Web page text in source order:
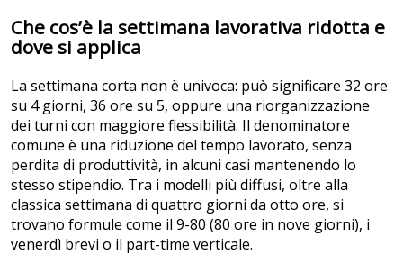
Che cos’è la settimana lavorativa ridotta e
dove si applica
La settimana corta non è univoca: può significare 32 ore
su 4 giorni, 36 ore su 5, oppure una riorganizzazione
dei turni con maggiore flessibilità. Il denominatore
comune è una riduzione del tempo lavorato, senza
perdita di produttività, in alcuni casi mantenendo lo
stesso stipendio. Tra i modelli più diffusi, oltre alla
classica settimana di quattro giorni da otto ore, si
trovano formule come il 9-80 (80 ore in nove giorni), i
venerdì brevi o il part-time verticale.